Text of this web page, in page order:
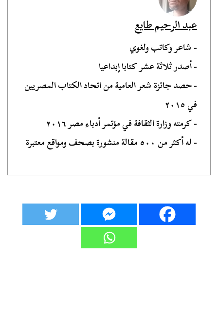
عبد الرحيم طايع
- شاعر وكاتب ولغوي
- أصدر ثلاثة عشر كتابا إبداعيا
- حصد جائزة شعر العامية من اتحاد الكتاب المصريين
في ٢٠١٥
- كرمته وزارة الثقافة في مؤتمر أدباء مصر ٢٠١٦
- له أكثر من ٥٠٠ مقالة منشورة بصحف ومواقع معتبرة